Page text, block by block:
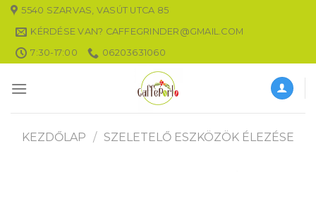
Skip5540 SZARVAS, VASÚT UTCA 85
KÉRDÉSE VAN? CAFFEGRINDER@GMAIL.COM
7:30-17:00
06203631060
KEZDŐLAP / SZELETELŐ ESZKÖZÖK ÉLEZÉSE